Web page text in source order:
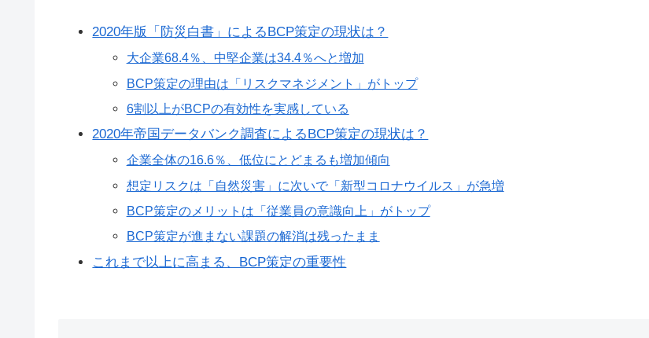
2020年版「防災白書」によるBCP策定の現状は？
大企業68.4％、中堅企業は34.4％へと増加
BCP策定の理由は「リスクマネジメント」がトップ
6割以上がBCPの有効性を実感している
2020年帝国データバンク調査によるBCP策定の現状は？
企業全体の16.6％、低位にとどまるも増加傾向
想定リスクは「自然災害」に次いで「新型コロナウイルス」が急増
BCP策定のメリットは「従業員の意識向上」がトップ
BCP策定が進まない課題の解消は残ったまま
これまで以上に高まる、BCP策定の重要性